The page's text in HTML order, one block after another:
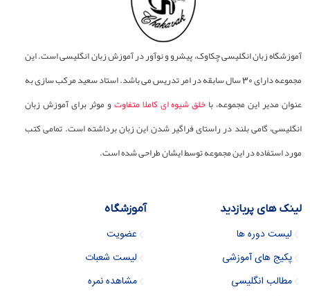
آموزشگاه زبان انگلیسی چکاوک، پیشرو و نوآور در آموزش زبان انگلیسی است. این
مجموعه دارای 30 سال سابقه در امر تدریس می باشد. استاد سعید مرکب سازی به
عنوان مدیر این مجموعه، باخلق شیوه ای کاملا متفاوتو موثر برای آموزش زبان
انگلیسی، گامی بلند در راستای فراگیر شدن این زبان برداشته است. تمامی کتب
مورد استفاده در این مجموعه توسط ایشان طراحی شده است.
لینک های پربازدید
لیست دوره ها
پکیج های آموزشی
مطالب انگلیسی
آموزشگاه
عضویت
لیست شعبات
مشاهده نمره